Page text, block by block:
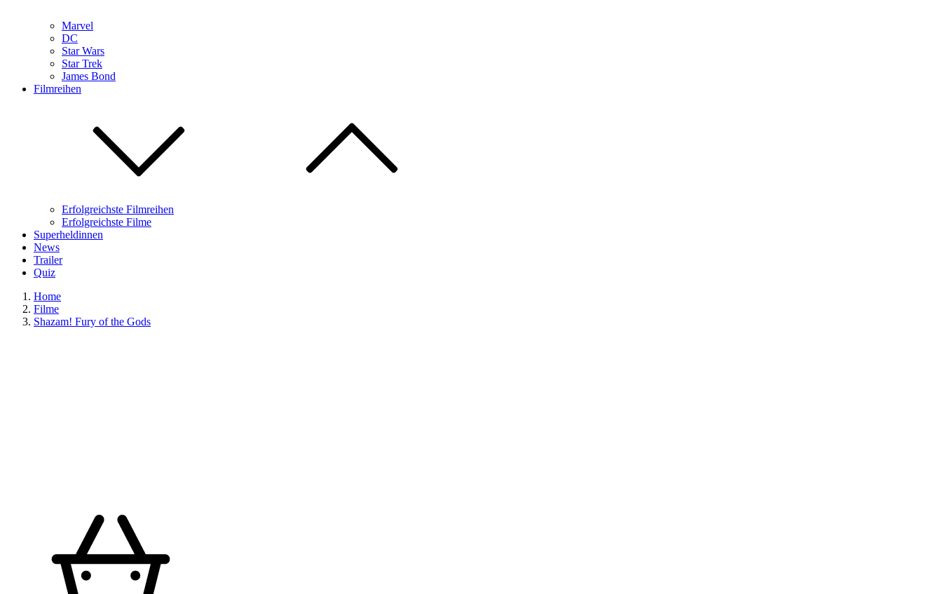
Marvel
DC
Star Wars
Star Trek
James Bond
Filmreihen
Erfolgreichste Filmreihen
Erfolgreichste Filme
Superheldinnen
News
Trailer
Quiz
Home
Filme
Shazam! Fury of the Gods